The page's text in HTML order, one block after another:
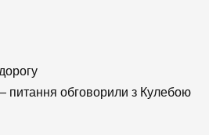
питання обговорили з Кулебою